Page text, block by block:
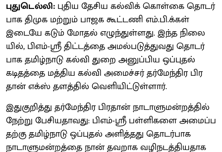
புதுடெல்லி: பு​திய தேசிய கல்விக் கொள்கை தொடர்​
பாக திமுக மற்​றும் பாஜக கூட்​டணி எம்​.பி.க்​கள்
இடையே கடும் மோதல் எழுந்​துள்​ளது. இந்த நிலை​
யில், பிஎம்-ஸ்ரீ திட்​டத்தை அமல்​படுத்​து​வது தொடர்​
பாக தமிழ்​நாடு கல்வி துறை அனுப்பிய ஒப்​புதல்
கடிதத்தை மத்​திய கல்வி அமைச்​சர் தர்​மேந்​திர பிர​
தான் எக்ஸ் தளத்​தில் வெளி​யிட்​டுள்​ளார்.
இதுகுறித்து தர்​மேந்​திர பிர​தான் நாடாளு​மன்​றத்​தில்
நேற்று பேசி​ய​தாவது: பிஎம்-ஸ்ரீ பள்​ளி​களை அமைப்​ப​
தற்கு தமிழ்​நாடு ஒப்​புதல் அளித்​தது தொடர்​பாக
நாடாளு​மன்​றத்தை நான் தவறாக வழிநடத்​தி​ய​தாக